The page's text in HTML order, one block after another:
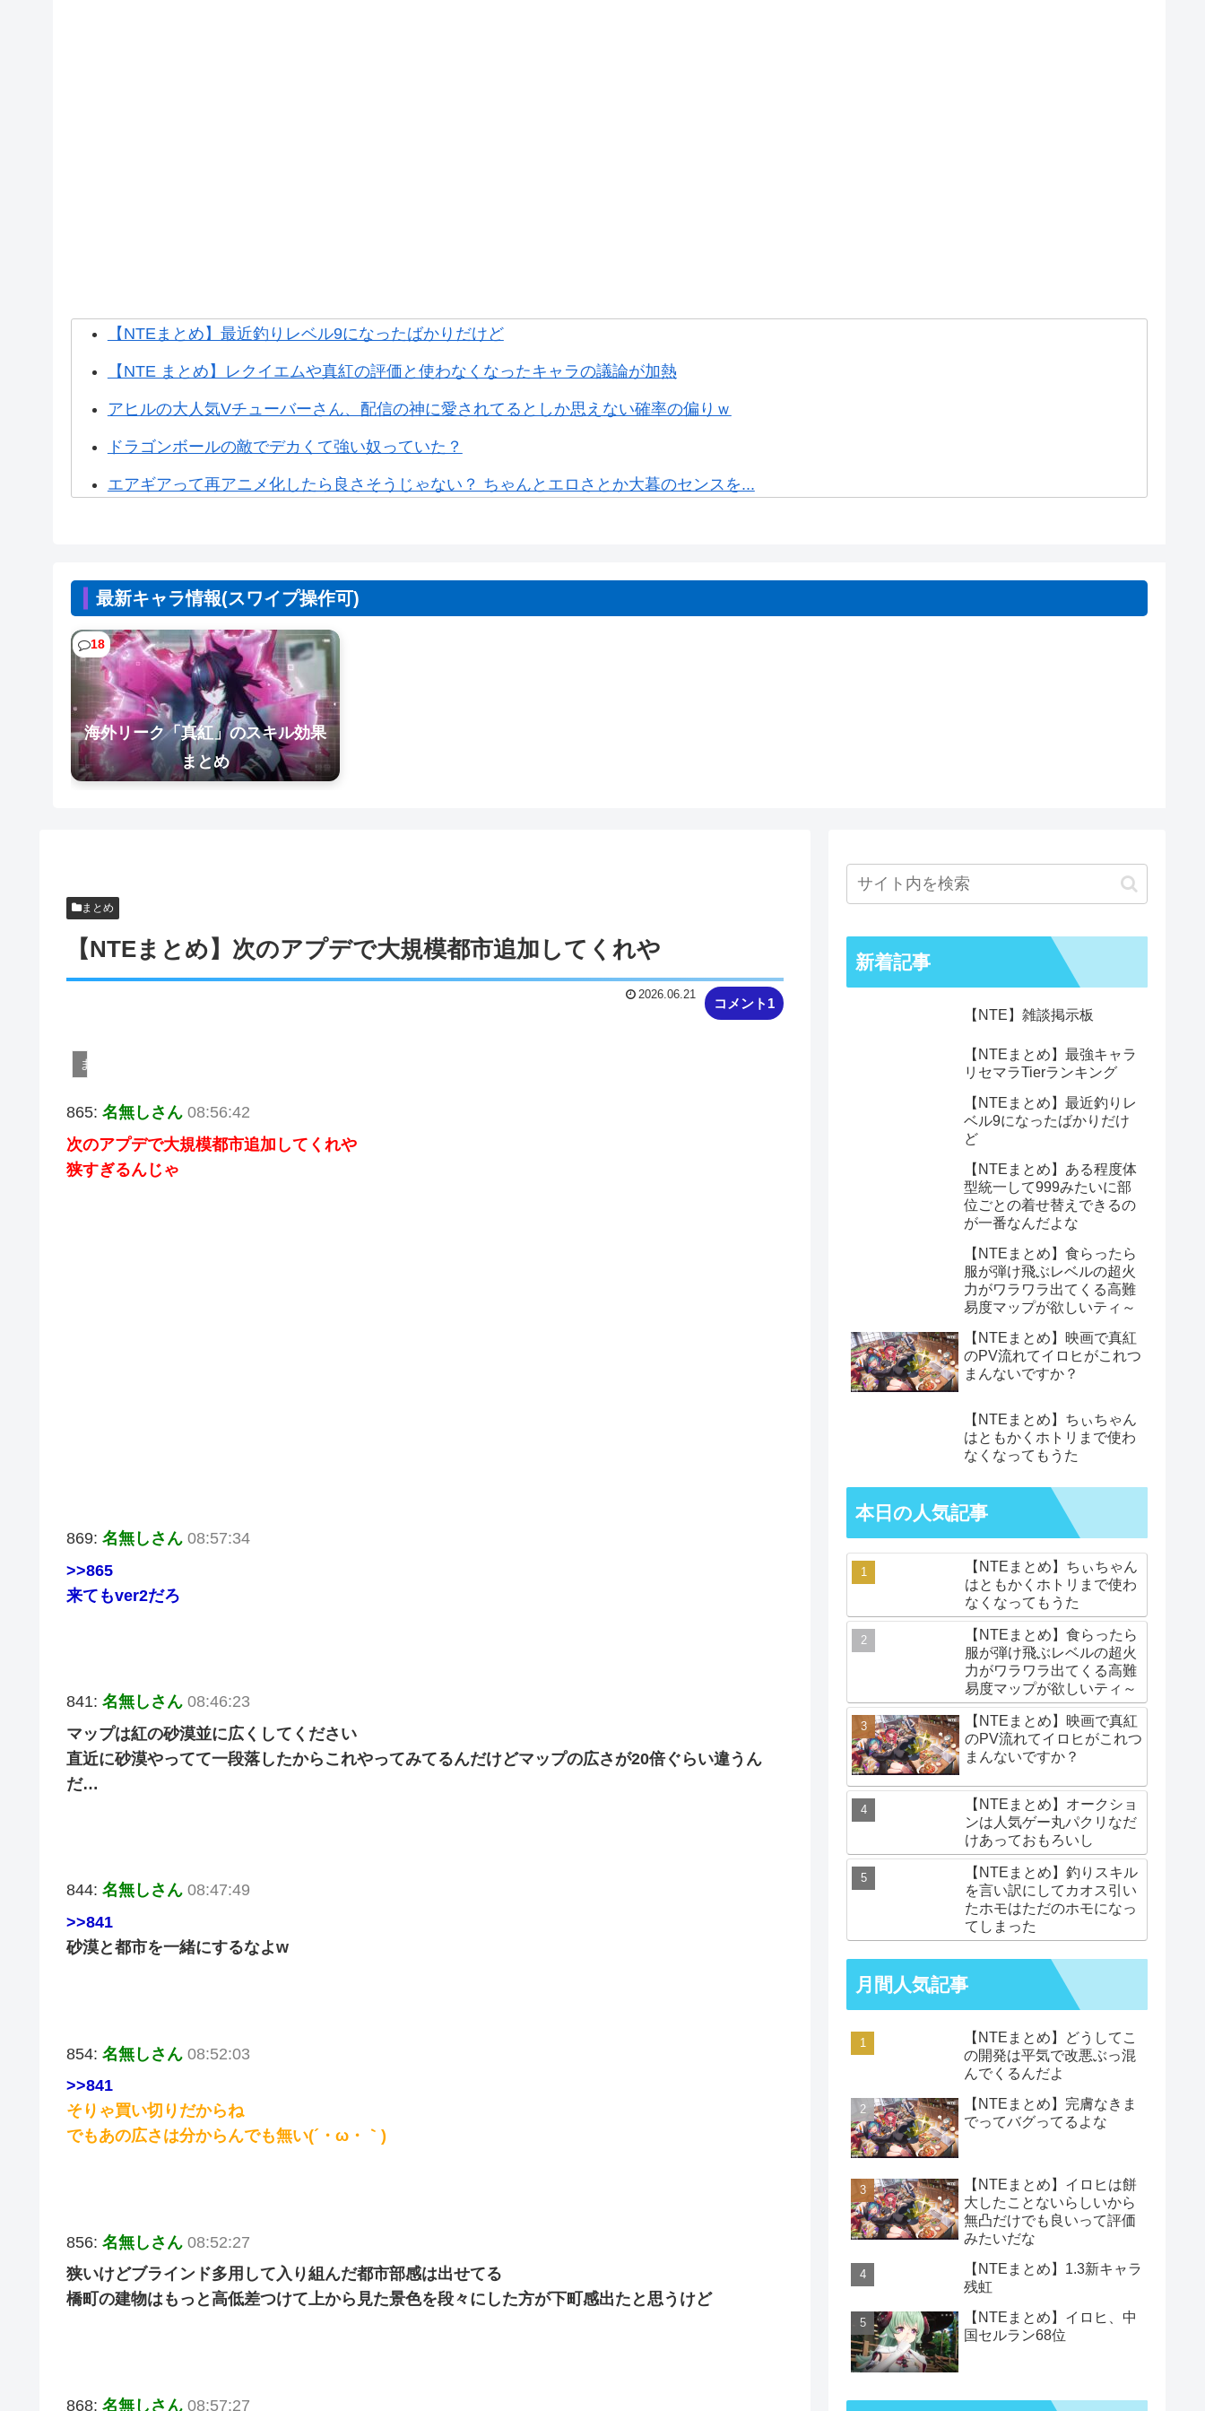
【NTEまとめ】最近釣りレベル9になったばかりだけど
【NTE まとめ】レクイエムや真紅の評価と使わなくなったキャラの議論が加熱
アヒルの大人気Vチューバーさん、配信の神に愛されてるとしか思えない確率の偏りｗ
ドラゴンボールの敵でデカくて強い奴っていた？
エアギアって再アニメ化したら良さそうじゃない？ ちゃんとエロさとか大暮のセンスを...
【画像】漫画家・桂正和の描いた最新パ0ツイラストにネット衝撃「この質感の出し方」...
【画像】ポリコレ卒業のカプコン、スト6に可愛すぎるフィリピン人キャラ実装！
【悲報】コレコレ、月収1億円ｗｗｗそりゃ外出るのにボディガードつけるわ…
最新キャラ情報(スワイプ操作可)
18
海外リーク「真紅」のスキル効果
まとめ
の
キ
ル
・
効
と
め
まとめ
【NTEまとめ】次のアプデで大規模都市追加してくれや
コメント1
2026.06.21
まとめ
865: 名無しさん 08:56:42
次のアプデで大規模都市追加してくれや
狭すぎるんじゃ
869: 名無しさん 08:57:34
>>865
来てもver2だろ
841: 名無しさん 08:46:23
マップは紅の砂漠並に広くしてください
直近に砂漠やってて一段落したからこれやってみてるんだけどマップの広さが20倍ぐらい違うん
だ…
844: 名無しさん 08:47:49
>>841
砂漠と都市を一緒にするなよw
854: 名無しさん 08:52:03
>>841
そりゃ買い切りだからね
でもあの広さは分からんでも無い(´・ω・｀)
856: 名無しさん 08:52:27
狭いけどブラインド多用して入り組んだ都市部感は出せてる
橋町の建物はもっと高低差つけて上から見た景色を段々にした方が下町感出たと思うけど
868: 名無しさん 08:57:27
新着記事
【NTE】雑談掲示板
【NTEまとめ】最強キャラ
リセマラTierランキング
【NTEまとめ】最近釣りレ
ベル9になったばかりだけ
ど
【NTEまとめ】ある程度体
型統一して999みたいに部
位ごとの着せ替えできるの
が一番なんだよな
【NTEまとめ】食らったら
服が弾け飛ぶレベルの超火
力がワラワラ出てくる高難
易度マップが欲しいティ～
【NTEまとめ】映画で真紅
のPV流れてイロヒがこれつ
まんないですか？
【NTEまとめ】ちぃちゃん
はともかくホトリまで使わ
なくなってもうた
本日の人気記事
【NTEまとめ】ちぃちゃん
はともかくホトリまで使わ
なくなってもうた
【NTEまとめ】食らったら
服が弾け飛ぶレベルの超火
力がワラワラ出てくる高難
易度マップが欲しいティ～
【NTEまとめ】映画で真紅
のPV流れてイロヒがこれつ
まんないですか？
【NTEまとめ】オークショ
ンは人気ゲー丸パクリなだ
けあっておもろいし
【NTEまとめ】釣りスキル
を言い訳にしてカオス引い
たホモはただのホモになっ
てしまった
月間人気記事
【NTEまとめ】どうしてこ
の開発は平気で改悪ぶっ混
んでくるんだよ
【NTEまとめ】完膚なきま
でってバグってるよな
【NTEまとめ】イロヒは餅
大したことないらしいから
無凸だけでも良いって評価
みたいだな
【NTEまとめ】1.3新キャラ
残虹
【NTEまとめ】イロヒ、中
国セルラン68位